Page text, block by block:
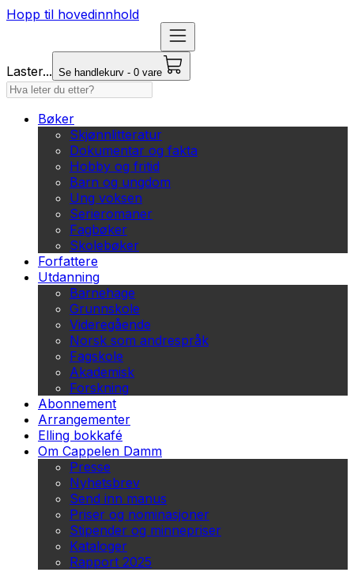
Hopp til hovedinnhold
Laster... Se handlekurv - 0 vare
Bøker
Skjønnlitteratur
Dokumentar og fakta
Hobby og fritid
Barn og ungdom
Ung voksen
Serieromaner
Fagbøker
Skolebøker
Forfattere
Utdanning
Barnehage
Grunnskole
Videregående
Norsk som andrespråk
Fagskole
Akademisk
Forskning
Abonnement
Arrangementer
Elling bokkafé
Om Cappelen Damm
Presse
Nyhetsbrev
Send inn manus
Priser og nominasjoner
Stipender og minnepriser
Kataloger
Rapport 2025